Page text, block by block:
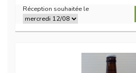
Réception souhaitée le